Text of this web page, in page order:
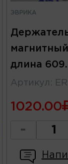
ЭВРИКА
длина
Артикул :
1020.00
-